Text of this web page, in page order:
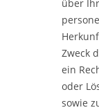
über
Zweck
ein
oder
sowie